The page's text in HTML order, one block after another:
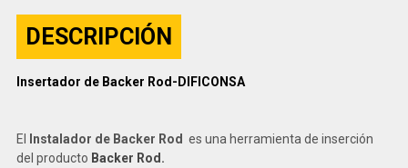
DESCRIPCIÓN
Insertador de Backer Rod-DIFICONSA
El Instalador de Backer Rod es una herramienta de inserción
del producto Backer Rod.